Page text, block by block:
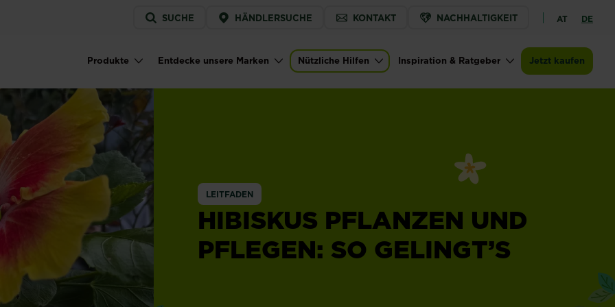
Service
menu
SUCHE HÄNDLERSUCHE KONTAKT NACHHALTIGKEIT AT DE
Main navigation
Produkte Entdecke unsere Marken Nützliche Hilfen Inspiration & Ratgeber Jetzt kaufen
LEITFADEN
HIBISKUS PFLANZEN UND
PFLEGEN: SO GELINGT’S